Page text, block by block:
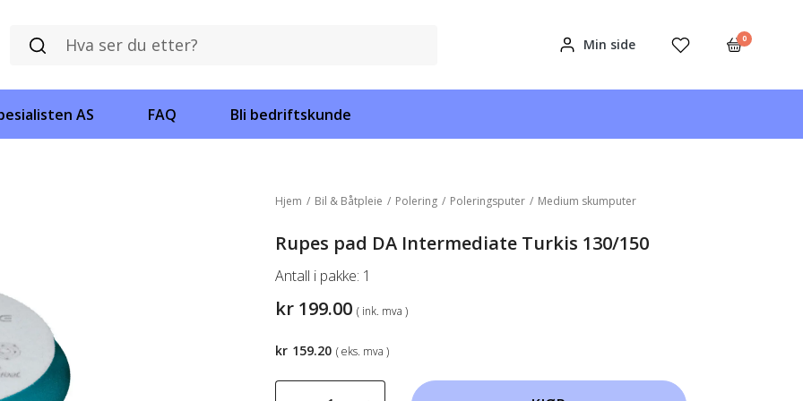
Min side 0
AS FAQ Bli bedriftskunde
Hjem / Bil & Båtpleie / Polering / Poleringsputer / Medium skumputer
Rupes pad DA Intermediate Turkis 130/150
kr 199.00 ( ink. mva )
Antall i pakke: 1
kr 159.20 ( eks. mva )